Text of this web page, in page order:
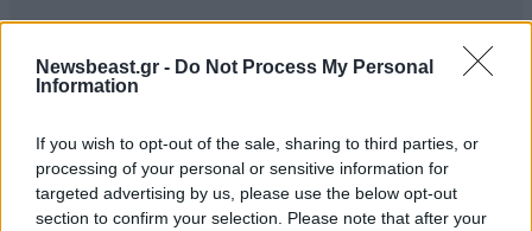
Newsbeast.gr - Do Not Process My Personal
Information
If you wish to opt-out of the sale, sharing to third parties, or
processing of your personal or sensitive information for
targeted advertising by us, please use the below opt-out
section to confirm your selection. Please note that after your